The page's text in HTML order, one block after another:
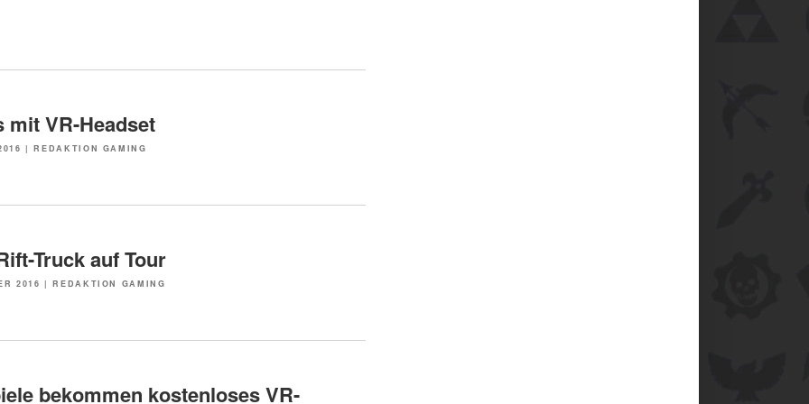
mit VR-Headset
|REDAKTION GAMING
Truck auf Tour
2016 |REDAKTION GAMING
bekommen kostenloses VR-